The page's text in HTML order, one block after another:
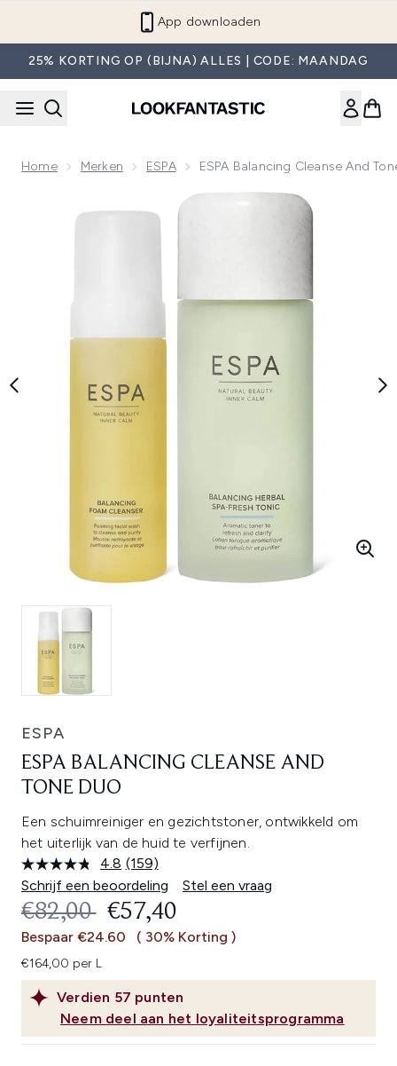
App downloaden
25% KORTING OP (BIJNA) ALLES | CODE: MAANDAG
Home Merken ESPA ESPA Balancing Cleanse And
Now showing image 1 ESPA Balancing Cleanse and Tone Duo
ESPA
ESPA BALANCING CLEANSE AND
TONE DUO
Een schuimreiniger en gezichtstoner, ontwikkeld om
het uiterlijk van de huid te verfijnen.
4.8 Lees
159
beoordelingen.
Dezelfde
paginalink.
(159)
Schrijf een beoordeling
Stel een vraag
Verdien 57 punten
Neem deel aan het loyaliteitsprogramma
RECOMMENDED RETAIL PRICE:
€82,00 HUIDIGE PRIJS:
€57,40
Bespaar €24.60 ( 30% Korting )
€164,00 per L